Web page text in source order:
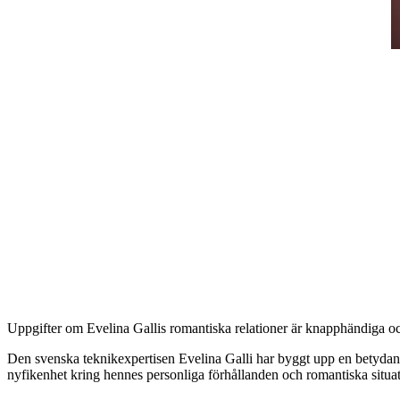
Uppgifter om Evelina Gallis romantiska relationer är knapphändiga
Den svenska teknikexpertisen Evelina Galli har byggt upp en
nyfikenhet kring hennes personliga förhållanden och romantiska